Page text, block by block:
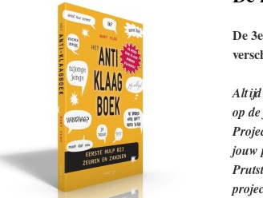
De
Altijd
op
jouw